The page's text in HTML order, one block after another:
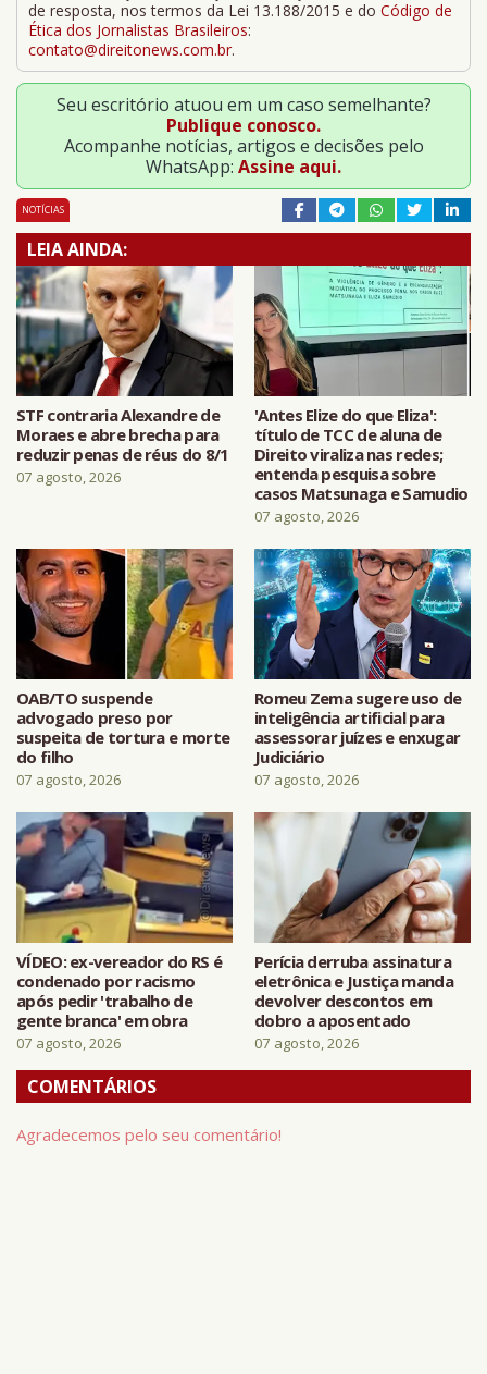
de resposta, nos termos da Lei 13.188/2015 e do Código de
Ética dos Jornalistas Brasileiros:
contato@direitonews.com.br.
Seu escritório atuou em um caso semelhante?
Publique conosco.
Acompanhe notícias, artigos e decisões pelo
WhatsApp: Assine aqui.
NOTÍCIAS
LEIA AINDA:
STF contraria Alexandre de
Moraes e abre brecha para
reduzir penas de réus do 8/1
07 agosto, 2026
'Antes Elize do que Eliza':
título de TCC de aluna de
Direito viraliza nas redes;
entenda pesquisa sobre
casos Matsunaga e Samudio
07 agosto, 2026
OAB/TO suspende
advogado preso por
suspeita de tortura e morte
do filho
07 agosto, 2026
Romeu Zema sugere uso de
inteligência artificial para
assessorar juízes e enxugar
Judiciário
07 agosto, 2026
VÍDEO: ex-vereador do RS é
condenado por racismo
após pedir 'trabalho de
gente branca' em obra
07 agosto, 2026
Perícia derruba assinatura
eletrônica e Justiça manda
devolver descontos em
dobro a aposentado
07 agosto, 2026
COMENTÁRIOS
Agradecemos pelo seu comentário!